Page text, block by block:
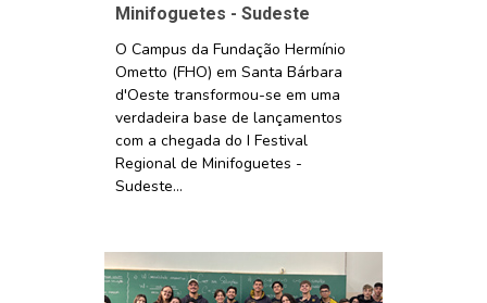
Minifoguetes - Sudeste
O Campus da Fundação Hermínio
Ometto (FHO) em Santa Bárbara
d'Oeste transformou-se em uma
verdadeira base de lançamentos
com a chegada do I Festival
Regional de Minifoguetes -
Sudeste...